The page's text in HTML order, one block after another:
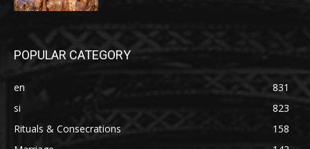
POPULAR CATEGORY
en
831
si
823
Rituals & Consecrations
158